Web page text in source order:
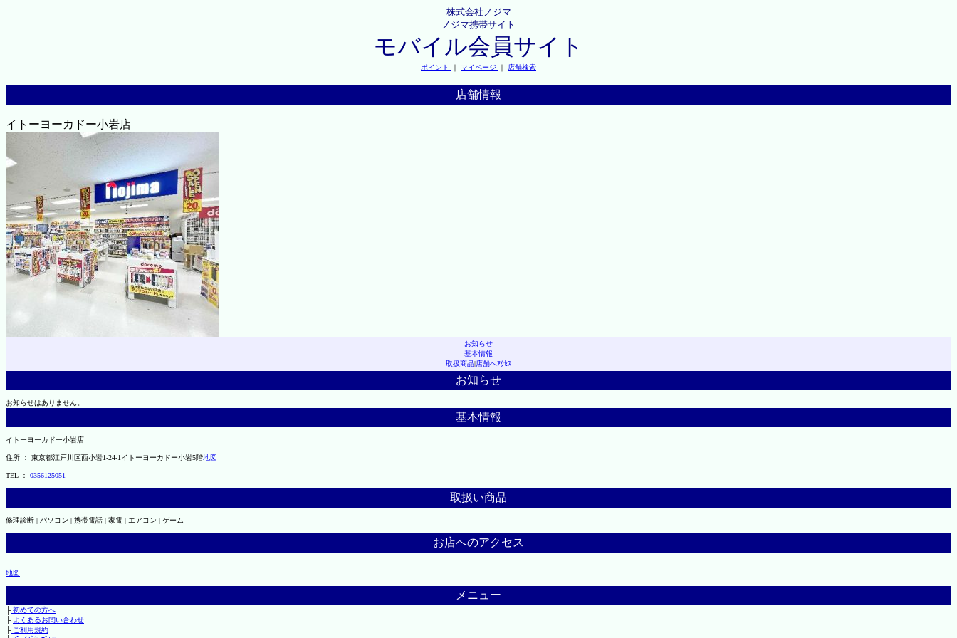
株式会社ノジマ
ノジマ携帯サイト
モバイル会員サイト
ポイント ｜ マイページ ｜ 店舗検索
店舗情報
イトーヨーカドー小岩店
お知らせ
基本情報
取扱商品|店舗へｱｸｾｽ
お知らせ
お知らせはありません。
基本情報
イトーヨーカドー小岩店
住所 ： 東京都江戸川区西小岩1-24-1イトーヨーカドー小岩5階地図
TEL ： 0356125051
取扱い商品
修理診断 | パソコン | 携帯電話 | 家電 | エアコン | ゲーム
お店へのアクセス
地図
メニュー
├初めての方へ
├ よくあるお問い合わせ
├ご利用規約